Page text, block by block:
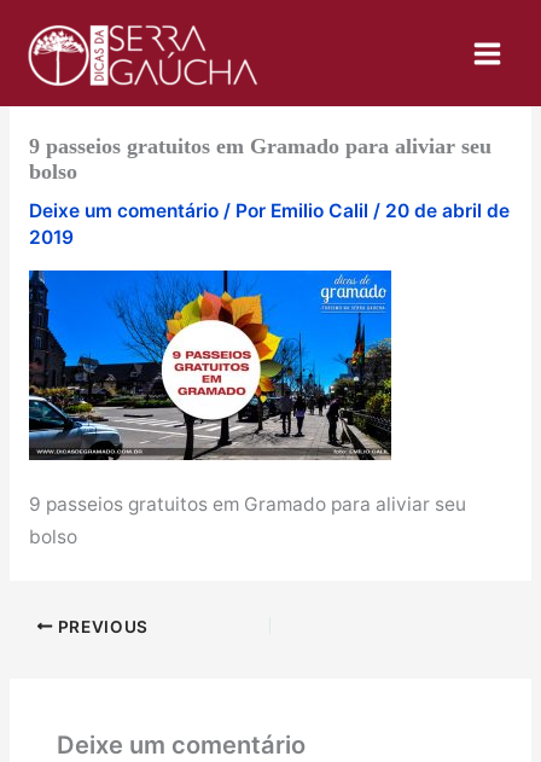
para
conteúdo
9 passeios gratuitos em Gramado para aliviar seu
bolso
Deixe um comentário / Por Emilio Calil / 20 de abril de
2019
9 passeios gratuitos em Gramado para aliviar seu
bolso
PREVIOUS
Deixe um comentário